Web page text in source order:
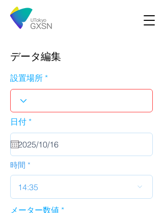
データ編集
設置場所
日付 *r
u
i
d
時間
14:35
メーター数値